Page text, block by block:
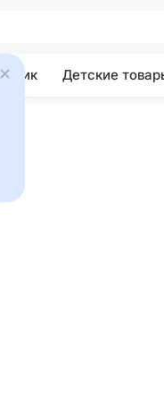
Детские